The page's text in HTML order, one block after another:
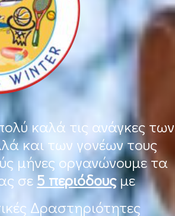
καλά τις ανάγκες των
και των γονέων τους
μήνες οργανώνουμε τα
σε 5 περιόδουςμε
Δραστηριότητες